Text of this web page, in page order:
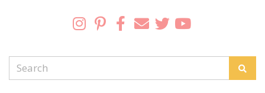
Search
for: